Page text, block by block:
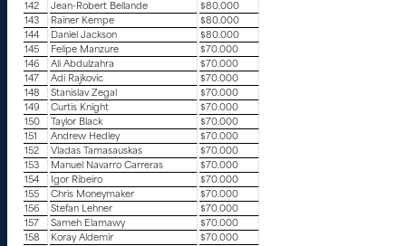
142
Jean-Robert Bellande
$80.000
143
Rainer Kempe
$80.000
144
Daniel Jackson
$80.000
145
Felipe Manzure
$70.000
146
Ali Abdulzahra
$70.000
147
Adi Rajkovic
$70.000
148
Stanislav Zegal
$70.000
149
Curtis Knight
$70.000
150
Taylor Black
$70.000
151
Andrew Hedley
$70.000
152
Vladas Tamasauskas
$70.000
153
Manuel Navarro Carreras
$70.000
154
Igor Ribeiro
$70.000
155
Chris Moneymaker
$70.000
156
Stefan Lehner
$70.000
157
Sameh Elamawy
$70.000
158
Koray Aldemir
$70.000